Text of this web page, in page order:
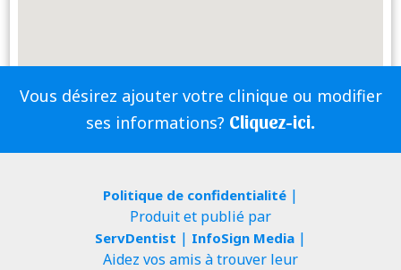
Vous désirez ajouter votre clinique ou modifier
ses informations? Cliquez-ici.
Politique de confidentialité|
Produit et publié par
ServDentist | InfoSign Media|
Aidez vos amis à trouver leur